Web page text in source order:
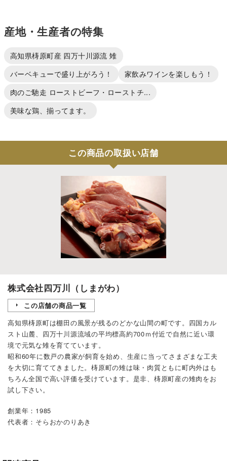
産地・生産者の特集
高知県梼原町産 四万十川源流 雉
バーベキューで盛り上がろう！
家飲みワインを楽しもう！
肉のご馳走 ローストビーフ・ローストチ...
美味な鶏、揃ってます。
この商品の取扱い店舗
株式会社四万川（しまがわ）
この店舗の商品一覧
高知県梼原町は棚田の風景が残るのどかな山間の町です。四国カル
スト山麓、四万十川源流域の平均標高約700ｍ付近で自然に近い環
境で元気な雉を育てています。
昭和60年に数戸の農家が飼育を始め、生産に当ってさまざまな工夫
を大切に育ててきました。梼原町の雉は味・肉質ともに町内外はも
ちろん全国で高い評価を受けています。是非、梼原町産の雉肉をお
試し下さい。
創業年：1985
代表者：そらおかのりあき